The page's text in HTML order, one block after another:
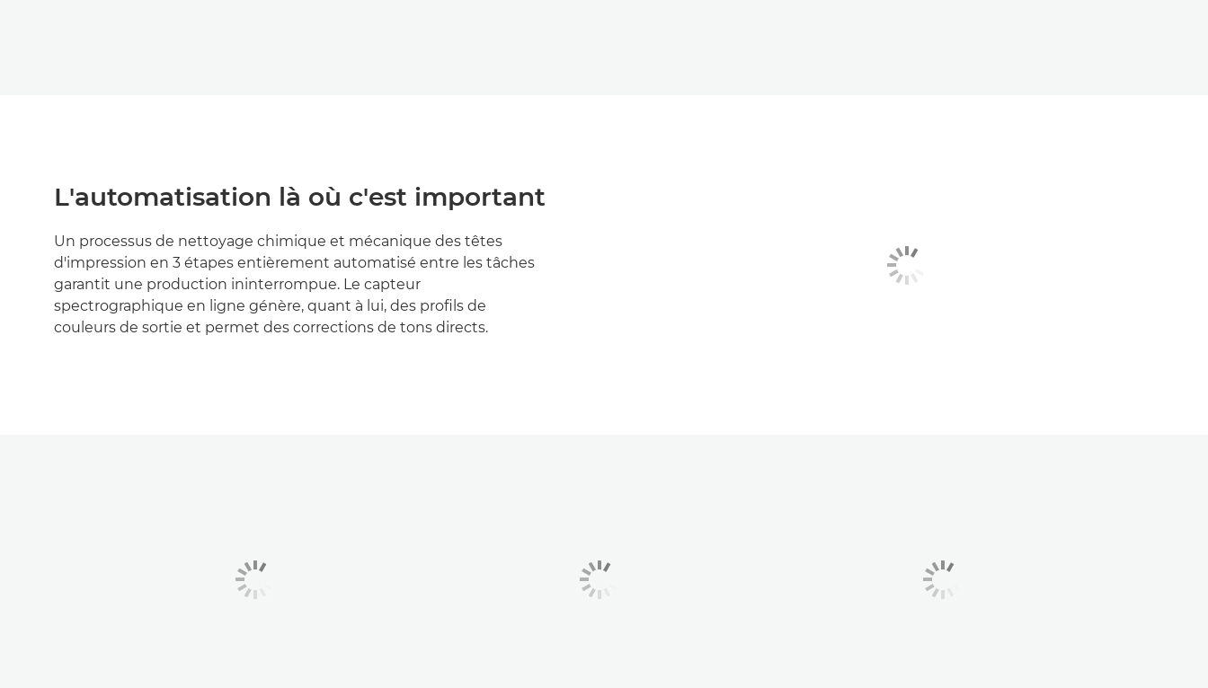
L'automatisation là où c'est important
Un processus de nettoyage chimique et mécanique des têtes
d'impression en 3 étapes entièrement automatisé entre les tâches
garantit une production ininterrompue. Le capteur
spectrographique en ligne génère, quant à lui, des profils de
couleurs de sortie et permet des corrections de tons directs.